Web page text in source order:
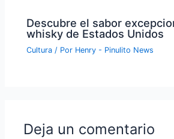
Descubre el sabor
whisky de Estados Unidos
Cultura / Por Henry - Pinulito News
Deja un comentario